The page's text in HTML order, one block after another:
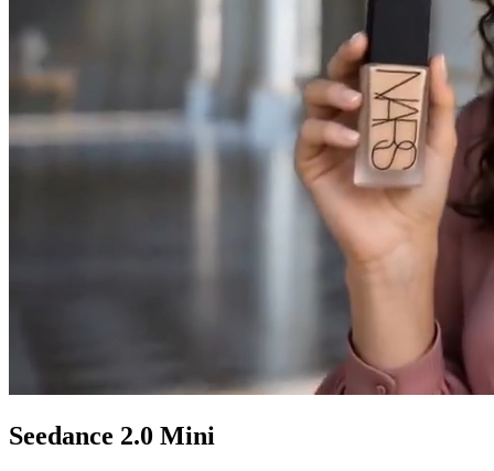
Seedance 2.0 Mini